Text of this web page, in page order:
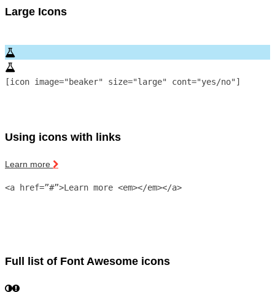
Large Icons
[icon image="beaker" size="large" cont="yes/no"]
Using icons with links
Learn more
<a href=”#”>Learn more <em></em></a>
Full list of Font Awesome icons